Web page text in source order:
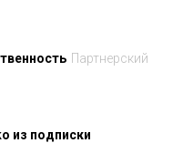
Партнерский
из подписки